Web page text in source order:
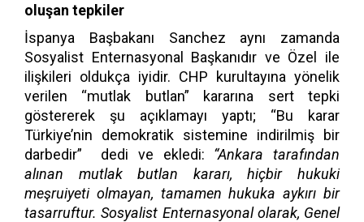
oluşan tepkiler
İspanya Başbakanı Sanchez aynı zamanda
Sosyalist Enternasyonal Başkanıdır ve Özel ile
ilişkileri oldukça iyidir. CHP kurultayına yönelik
verilen “mutlak butlan” kararına sert tepki
göstererek şu açıklamayı yaptı; “Bu karar
Türkiye’nin demokratik sistemine indirilmiş bir
darbedir” dedi ve ekledi: “Ankara tarafından
alınan mutlak butlan kararı, hiçbir hukuki
meşruiyeti olmayan, tamamen hukuka aykırı bir
tasarruftur. Sosyalist Enternasyonal olarak, Genel